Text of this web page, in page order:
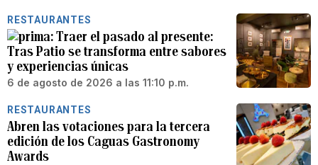
RESTAURANTES
Traer el pasado al presente:
Tras Patio se transforma entre sabores
y experiencias únicas
6 de agosto de 2026 a las 11:10 p.m.
RESTAURANTES
Abren las votaciones para la tercera
edición de los Caguas Gastronomy
Awards